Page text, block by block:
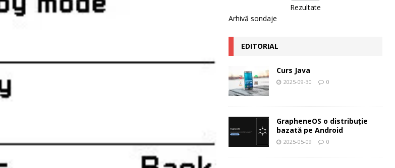
Rezultate
Arhivă sondaje
EDITORIAL
Curs Java
2025-09-30 0
GrapheneOS o distribuție
bazată pe Android
2025-05-09 0